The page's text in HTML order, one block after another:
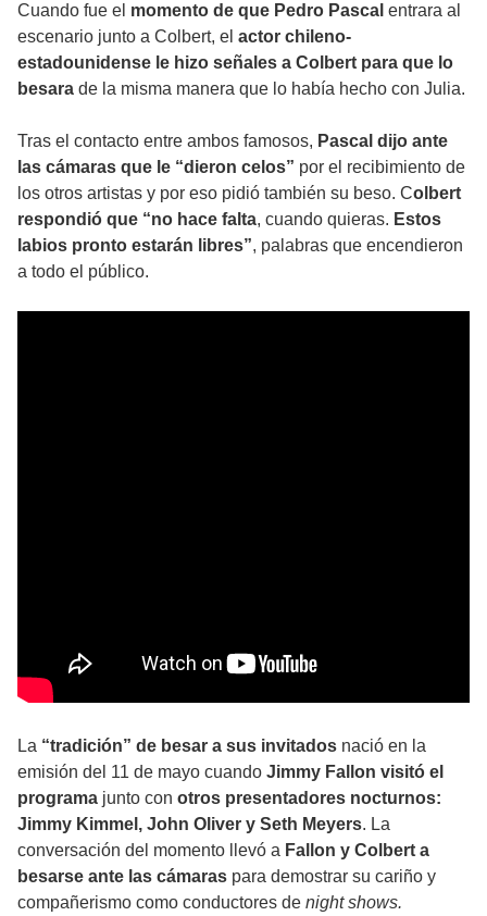
Cuando fue el momento de que Pedro Pascal entrara al
escenario junto a Colbert, el actor chileno-
estadounidense le hizo señales a Colbert para que lo
besara de la misma manera que lo había hecho con Julia.
Tras el contacto entre ambos famosos, Pascal dijo ante
las cámaras que le “dieron celos” por el recibimiento de
los otros artistas y por eso pidió también su beso. Colbert
respondió que “no hace falta, cuando quieras. Estos
labios pronto estarán libres”, palabras que encendieron
a todo el público.
La “tradición” de besar a sus invitados nació en la
emisión del 11 de mayo cuando Jimmy Fallon visitó el
programa junto con otros presentadores nocturnos:
Jimmy Kimmel, John Oliver y Seth Meyers. La
conversación del momento llevó a Fallon y Colbert a
besarse ante las cámaras para demostrar su cariño y
compañerismo como conductores de night shows.